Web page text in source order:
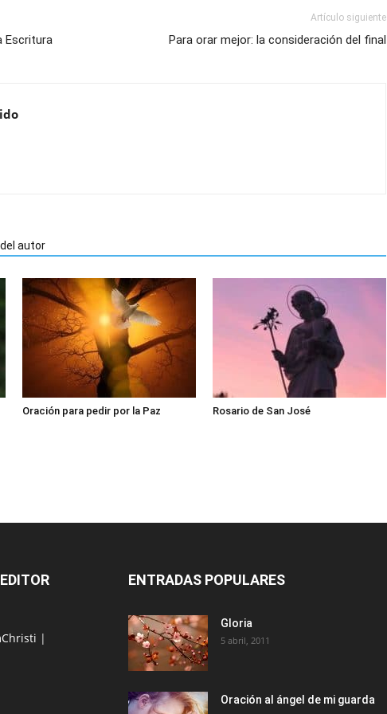
Escritura
Artículo siguiente
Para orar mejor: la consideración del final
autor
Oración para pedir por la Paz Rosario de San José
|
ENTRADAS POPULARES
Gloria
5 abril, 2011
Oración al ángel de mi guarda